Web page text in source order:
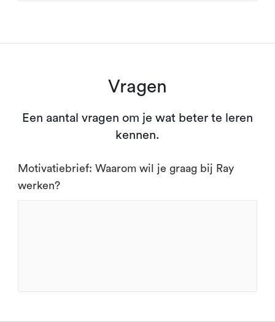
Vragen
Een aantal vragen om je wat beter te leren
kennen.
Motivatiebrief: Waarom wil je graag bij Ray
werken?